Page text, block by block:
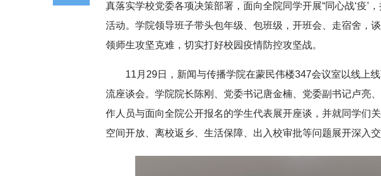
真落实学校党委各项决策部署，面向全院同学开展“同心战‘疫’
活动。学院领导班子带头包年级、包班级，开班会、走宿舍，
领师生攻坚克难，切实打好校园疫情防控攻坚战。
11月29日，新闻与传播学院在蒙民伟楼347会议室以线上
流座谈会。学院院长陈刚、党委书记唐金楠、党委副书记卢亮
作人员与面向全院公开报名的学生代表展开座谈，并就同学们
空间开放、离校返乡、生活保障、出入校审批等问题展开深入交